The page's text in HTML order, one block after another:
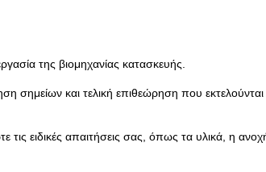
της βιομηχανίας κατασκευής.
σημείων και τελική επιθεώρηση που
τις ειδικές απαιτήσεις σας, όπως τα υλικά, η